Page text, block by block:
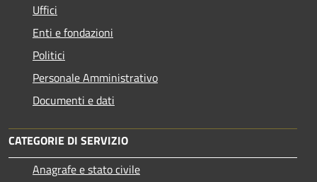
Uffici
Enti e fondazioni
Politici
Personale Amministrativo
Documenti e dati
CATEGORIE DI SERVIZIO
Anagrafe e stato civile